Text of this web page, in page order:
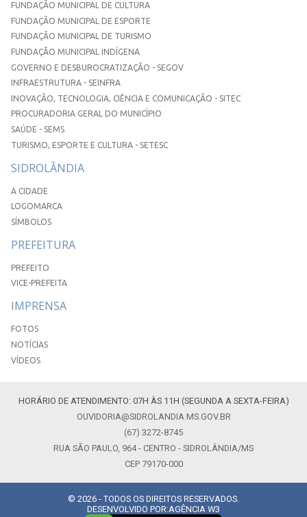
FUNDAÇÃO MUNICIPAL DE CULTURA
FUNDAÇÃO MUNICIPAL DE ESPORTE
FUNDAÇÃO MUNICIPAL DE TURISMO
FUNDAÇÃO MUNICIPAL INDÍGENA
GOVERNO E DESBUROCRATIZAÇÃO - SEGOV
INFRAESTRUTURA - SEINFRA
INOVAÇÃO, TECNOLOGIA, CIÊNCIA E COMUNICAÇÃO - SITEC
PROCURADORIA GERAL DO MUNICÍPIO
SAÚDE - SEMS
TURISMO, ESPORTE E CULTURA - SETESC
SIDROLÂNDIA
A CIDADE
LOGOMARCA
SÍMBOLOS
PREFEITURA
PREFEITO
VICE-PREFEITA
IMPRENSA
FOTOS
NOTÍCIAS
VÍDEOS
HORÁRIO DE ATENDIMENTO: 07H ÀS 11H (SEGUNDA A SEXTA-FEIRA)
OUVIDORIA@SIDROLANDIA.MS.GOV.BR
(67) 3272-8745
RUA SÃO PAULO, 964 - CENTRO - SIDROLÂNDIA/MS
CEP 79170-000
© 2026 - TODOS OS DIREITOS RESERVADOS.
DESENVOLVIDO POR:AGÊNCIA W3